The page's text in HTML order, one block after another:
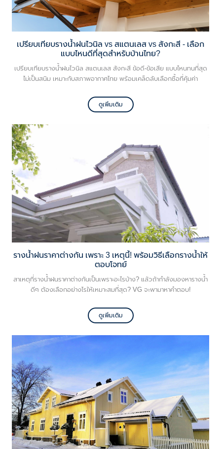
เปรียบเทียบรางน้ำฝนไวนิล vs สแตนเลส vs สังกะสี - เลือก
แบบไหนดีที่สุดสำหรับบ้านไทย?
เปรียบเทียบรางน้ำฝนไวนิล สแตนเลส สังกะสี ข้อดี-ข้อเสีย แบบไหนทนที่สุด
ไม่เป็นสนิม เหมาะกับสภาพอากาศไทย พร้อมเคล็ดลับเลือกซื้อที่คุ้มค่า
ดูเพิ่มเติม
รางน้ำฝนราคาต่างกัน เพราะ 3 เหตุนี้! พร้อมวิธีเลือกรางน้ำให้
ตอบโจทย์
สาเหตุที่รางน้ำฝนราคาต่างกันเป็นเพราะอะไรบ้าง? แล้วถ้ากำลังมองหารางน้ำ
ดีๆ ต้องเลือกอย่างไรให้เหมาะสมที่สุด? VG จะพามาหาคำตอบ!
ดูเพิ่มเติม